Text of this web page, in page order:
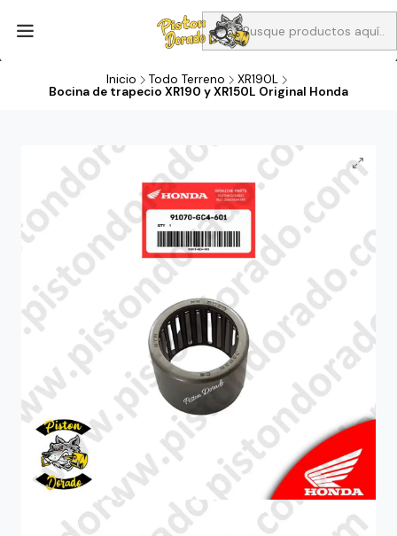
Aprovecha Compra 1 Aceites Full sintético o 1 Aceite semi
sintetico y el filtro de aire verde para la CB190R o CBF160M a 13
Inicio Todo Terreno
XR190L
Bocina de trapecio XR190 y XR150L Original Honda